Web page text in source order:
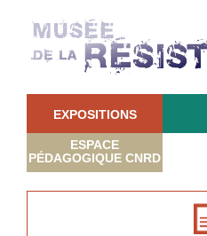
EXPOSITIONS
ESPACE
PÉDAGOGIQUE CNRD